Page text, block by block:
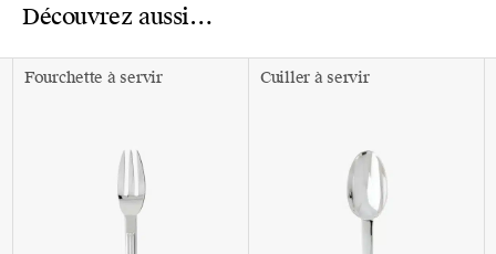
Découvrez aussi…
Fourchette à servir Cuiller à servir